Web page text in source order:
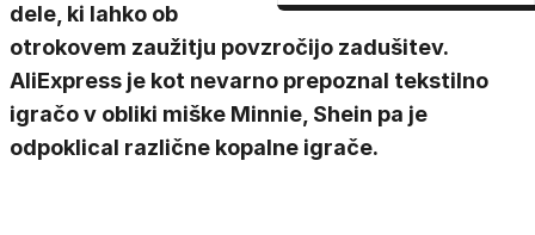
dele, ki lahko ob
otrokovem zaužitju povzročijo zadušitev.
AliExpress je kot nevarno prepoznal tekstilno
igračo v obliki miške Minnie, Shein pa je
odpoklical različne kopalne igrače.